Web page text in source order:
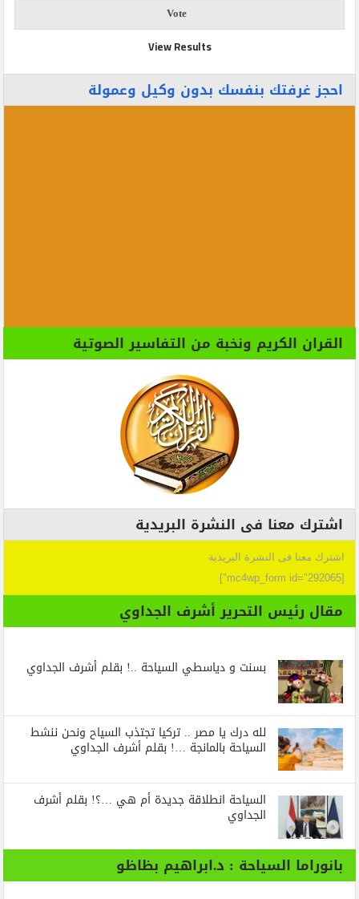
View Results
احجز غرفتك بنفسك بدون وكيل وعمولة
القران الكريم ونخبة من التفاسير الصوتية
اشترك معنا فى النشرة البريدية
اشترك معنا فى النشرة البريدية
[mc4wp_form id="292065"]
مقال رئيس التحرير أشرف الجداوي
بسنت و دياسطي السياحة ..! بقلم أشرف الجداوي
لله درك يا مصر .. تركيا تجتذب السياح ونحن ننشط
السياحة بالمانجة …! بقلم أشرف الجداوي
السياحة انطلاقة جديدة أم هي …؟! بقلم أشرف
الجداوي
بانوراما السياحة : د.ابراهيم بظاظو